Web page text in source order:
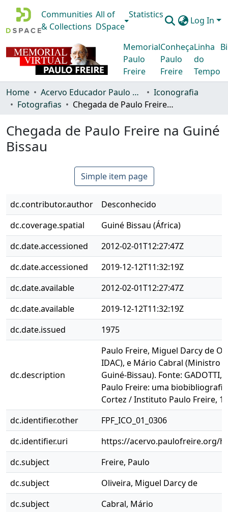
Communities
& Collections
All of
DSpace
Statistics
Log In
Memorial
Paulo
Freire
Conheça
Paulo
Freire
Linha
do
Tempo
Home Acervo Educador Paulo Freire
Iconografia
Fotografias
Chegada de Paulo Freire na Guiné Bissau
Chegada de Paulo Freire na Guiné
Bissau
Simple item page
dc.contributor.author
Desconhecido
dc.coverage.spatial
Guiné Bissau (África)
dc.date.accessioned
2012-02-01T12:27:47Z
dc.date.accessioned
2019-12-12T11:32:19Z
dc.date.available
2012-02-01T12:27:47Z
dc.date.available
2019-12-12T11:32:19Z
dc.date.issued
1975
dc.description
Paulo Freire, Miguel Darcy de
IDAC), e Mário Cabral (Ministro
Guiné-Bissau). Fonte: GADOTTI,
Paulo Freire: uma
Cortez / Instituto Paulo Freire,
dc.identifier.other
FPF_ICO_01_0306
dc.identifier.uri
https://acervo.paulofreire.org/
dc.subject
Freire, Paulo
dc.subject
Oliveira, Miguel Darcy de
dc.subject
Cabral, Mário